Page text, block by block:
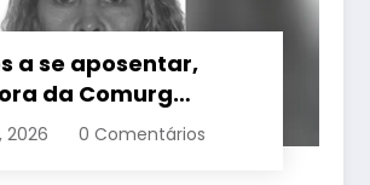
a se aposentar,
da Comurg
por bêbado
protocolo de
2026 0 Comentários